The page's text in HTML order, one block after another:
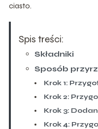
ciasto.
Spis treści:
Składniki
Sposób
Krok 1:
Krok 2:
Krok 3:
Krok 4: